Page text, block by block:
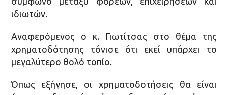
ιδιωτών.
Αναφερόμενος ο κ. Γιωτίτσας στο θέμα της
χρηματοδότησης τόνισε ότι εκεί υπάρχει το
μεγαλύτερο θολό τοπίο.
Όπως εξήγησε, οι χρηματοδοτήσεις θα είναι